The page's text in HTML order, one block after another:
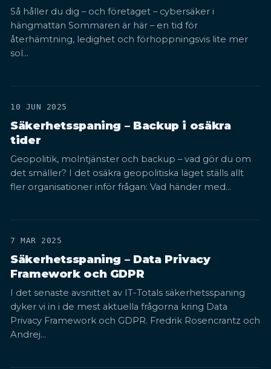
Så håller du dig – och företaget – cybersäker i
hängmattan Sommaren är här – en tid för
återhämtning, ledighet och förhoppningsvis lite mer
sol…
10 JUN 2025
Säkerhetsspaning – Backup i osäkra
tider
Geopolitik, molntjänster och backup – vad gör du om
det smäller? I det osäkra geopolitiska läget ställs allt
fler organisationer inför frågan: Vad händer med…
7 MAR 2025
Säkerhetsspaning – Data Privacy
Framework och GDPR
I det senaste avsnittet av IT-Totals säkerhetsspaning
dyker vi in i de mest aktuella frågorna kring Data
Privacy Framework och GDPR. Fredrik Rosencrantz och
Andrej…